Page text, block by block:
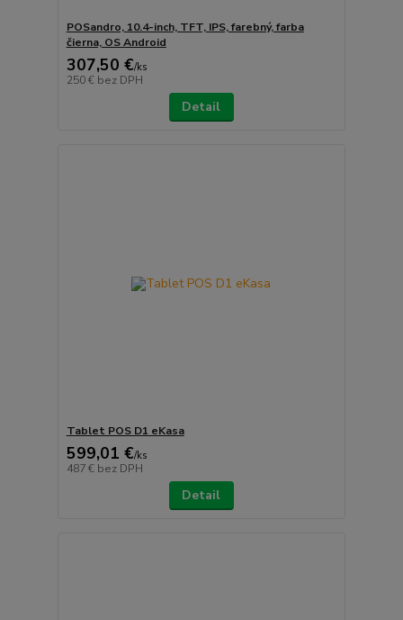
POSandro, 10.4-inch, TFT, IPS, farebný, farba
čierna, OS Android
307,50 €/ks
250 € bez DPH
Detail
Tablet POS D1 eKasa
599,01 €/ks
487 € bez DPH
Detail